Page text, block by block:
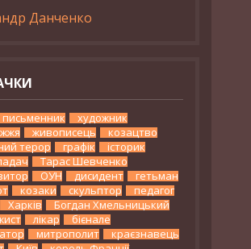
Данченко
письменник
художник
живописець
козацтво
терор
графік
історик
Тарас Шевченко
ОУН дисидент
гетьман
козаки скульптор
педагог
Харків
Богдан Хмельницький
лікар
бієнале
митрополит
краєзнавець